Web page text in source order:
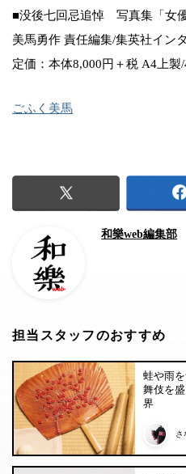
■没後七回忌追悼 写真集「女優
美馬勇作 責任編集/集英社イン
定価：本体8,000円＋税 A4上製
ごふく美馬
和樂web編集部
担当スタッフのおすすめ
蛙や雨
舞伎を
界
さ